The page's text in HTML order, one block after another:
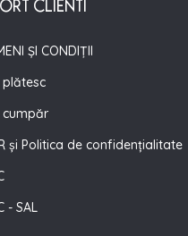
CLIENTI
ȘI CONDIȚII
plătesc
cumpăr
și Politica de confidențialitate
- SAL